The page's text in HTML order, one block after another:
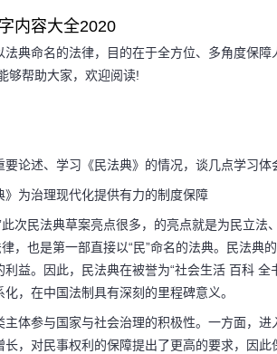
内容大全2020
法典命名的法律，目的在于全方位、多角度保
够帮助大家，欢迎阅读!
论述、学习《民法典》的情况，谈几点学习体
为治理现代化提供有力的制度保障
此次民法典草案亮点很多，的亮点就是为民立
，也是第一部直接以“民”命名的法典。民法
益。因此，民法典在被誉为“社会生活 百科 全
，在中国法制具有深刻的里程碑意义。
主体参与国家与社会治理的积极性。一方面，
，对民事权利的保障提出了更高的要求，因